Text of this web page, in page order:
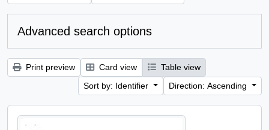
Advanced search options
Print preview Card view
Table view
Sort by: Identifier
Direction: Ascending